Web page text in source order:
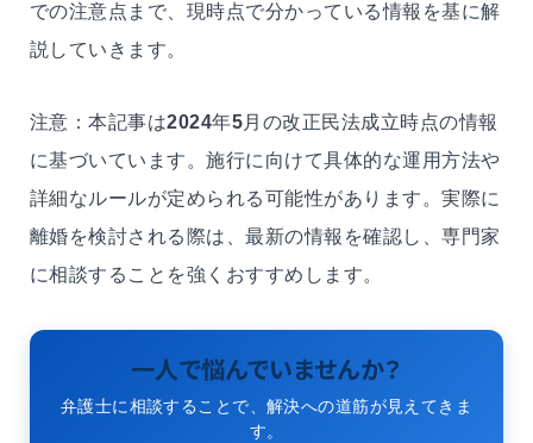
での注意点まで、現時点で分かっている情報を基に解
説していきます。
注意：本記事は2024年5月の改正民法成立時点の情報
に基づいています。施行に向けて具体的な運用方法や
詳細なルールが定められる可能性があります。実際に
離婚を検討される際は、最新の情報を確認し、専門家
に相談することを強くおすすめします。
一人で悩んでいませんか？
弁護士に相談することで、解決への道筋が見えてきま
す。